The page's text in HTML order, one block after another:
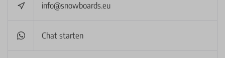
info@snowboards.eu
Chat starten